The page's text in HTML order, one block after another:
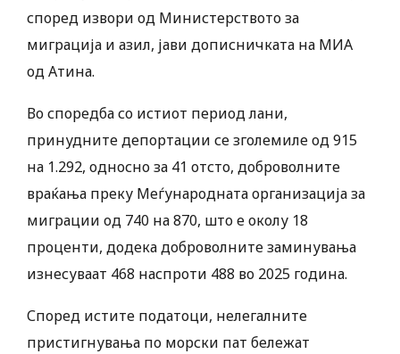
според извори од Министерството за
миграција и азил, јави дописничката на МИА
од Атина.
Во споредба со истиот период лани,
принудните депортации се зголемиле од 915
на 1.292, односно за 41 отсто, доброволните
враќања преку Меѓународната организација за
миграции од 740 на 870, што е околу 18
проценти, додека доброволните заминувања
изнесуваат 468 наспроти 488 во 2025 година.
Според истите податоци, нелегалните
пристигнувања по морски пат бележат